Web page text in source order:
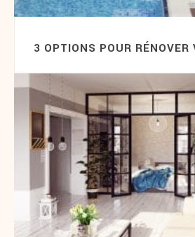
3 OPTIONS POUR RÉNOVER